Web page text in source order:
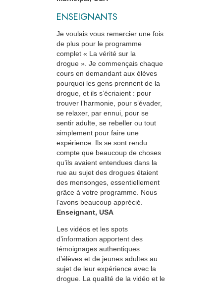
ENSEIGNANTS
Je voulais vous remercier une fois
de plus pour le programme
complet « La vérité sur la
drogue ». Je commençais chaque
cours en demandant aux élèves
pourquoi les gens prennent de la
drogue, et ils s’écriaient : pour
trouver l’harmonie, pour s’évader,
se relaxer, par ennui, pour se
sentir adulte, se rebeller ou tout
simplement pour faire une
expérience. Ils se sont rendu
compte que beaucoup de choses
qu’ils avaient entendues dans la
rue au sujet des drogues étaient
des mensonges, essentiellement
grâce à votre programme. Nous
l’avons beaucoup apprécié.
Enseignant, USA
Les vidéos et les spots
d’information apportent des
témoignages authentiques
d’élèves et de jeunes adultes au
sujet de leur expérience avec la
drogue. La qualité de la vidéo et le